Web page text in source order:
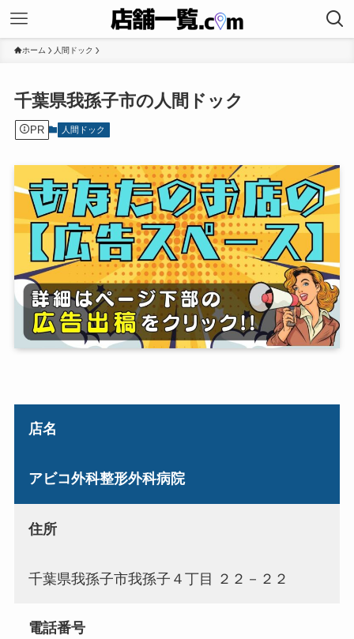
ホーム 人間ドック
千葉県我孫子市の人間ドック
PR 人間ドック
店名
アビコ外科整形外科病院
住所
千葉県我孫子市我孫子４丁目 ２２－２２
電話番号